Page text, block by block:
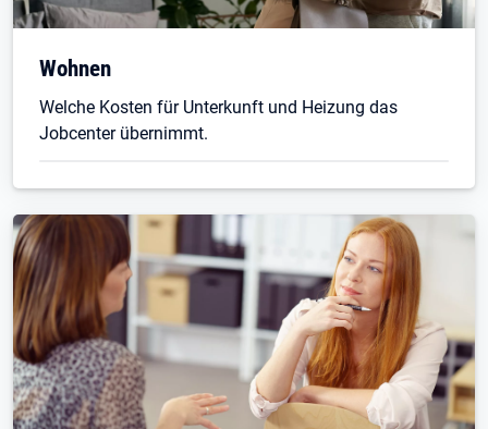
Wohnen
Welche Kosten für Unterkunft und Heizung das
Jobcenter übernimmt.